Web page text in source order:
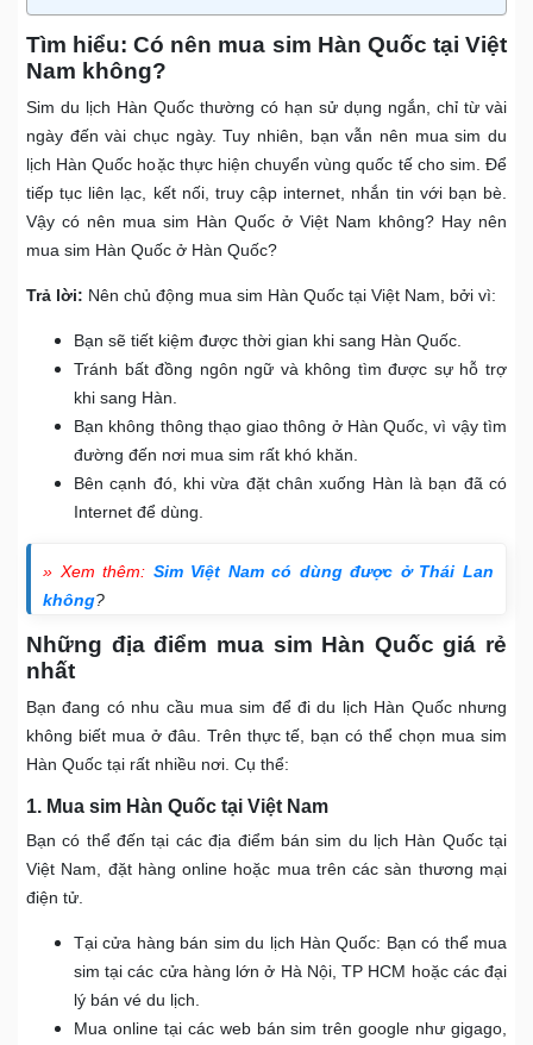
Tìm hiểu: Có nên mua sim Hàn Quốc tại Việt
Nam không?
Sim du lịch Hàn Quốc thường có hạn sử dụng ngắn, chỉ từ vài
ngày đến vài chục ngày. Tuy nhiên, bạn vẫn nên mua sim du
lịch Hàn Quốc hoặc thực hiện chuyển vùng quốc tế cho sim. Để
tiếp tục liên lạc, kết nối, truy cập internet, nhắn tin với bạn bè.
Vậy có nên mua sim Hàn Quốc ở Việt Nam không? Hay nên
mua sim Hàn Quốc ở Hàn Quốc?
Trả lời: Nên chủ động mua sim Hàn Quốc tại Việt Nam, bởi vì:
Bạn sẽ tiết kiệm được thời gian khi sang Hàn Quốc.
Tránh bất đồng ngôn ngữ và không tìm được sự hỗ trợ
khi sang Hàn.
Bạn không thông thạo giao thông ở Hàn Quốc, vì vậy tìm
đường đến nơi mua sim rất khó khăn.
Bên cạnh đó, khi vừa đặt chân xuống Hàn là bạn đã có
Internet để dùng.
» Xem thêm: Sim Việt Nam có dùng được ở Thái Lan
không?
Những địa điểm mua sim Hàn Quốc giá rẻ
nhất
Bạn đang có nhu cầu mua sim để đi du lịch Hàn Quốc nhưng
không biết mua ở đâu. Trên thực tế, bạn có thể chọn mua sim
Hàn Quốc tại rất nhiều nơi. Cụ thể:
1. Mua sim Hàn Quốc tại Việt Nam
Bạn có thể đến tại các địa điểm bán sim du lịch Hàn Quốc tại
Việt Nam, đặt hàng online hoặc mua trên các sàn thương mại
điện tử.
Tại cửa hàng bán sim du lịch Hàn Quốc: Bạn có thể mua
sim tại các cửa hàng lớn ở Hà Nội, TP HCM hoặc các đại
lý bán vé du lịch.
Mua online tại các web bán sim trên google như gigago,